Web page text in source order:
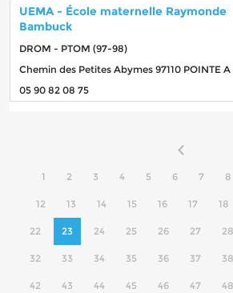
UEMA - École maternelle Raymonde
Bambuck
DROM - PTOM (97-98)
Chemin des Petites Abymes 97110 POINTE A
05 90 82 08 75
1 2 3 4 5 6 7 8
12 13 14 15 16 17 18
22 23 24 25 26 27 28
32 33 34 35 36 37 38
42 43 44 45 46 47 48